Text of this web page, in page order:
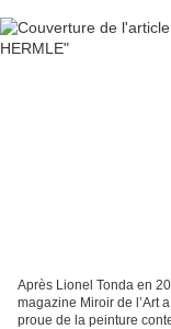
Après Lionel Tonda en
magazine Miroir de l’Art
proue de la peinture